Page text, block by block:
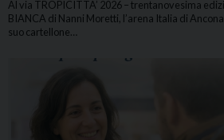
Al via TROPICITTA’ 2026 – trentanovesima
BIANCA di Nanni Moretti, l’arena Italia di
suo cartellone…